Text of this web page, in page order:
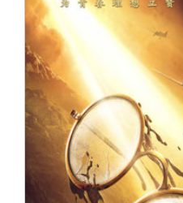
信息化服务
三创大赛
实用信息
总会简介
会长致辞
总会章程
理事会名单
关闭